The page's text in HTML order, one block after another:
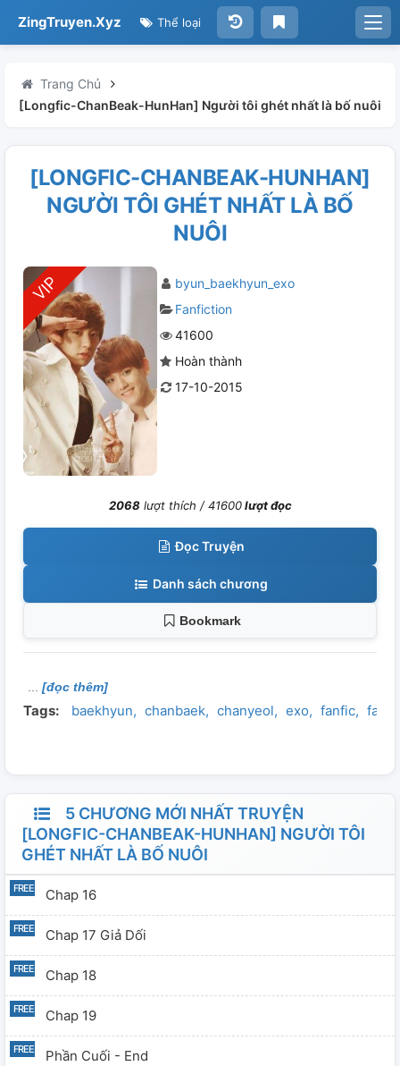
ZingTruyen.Xyz Thể loại
Trang Chủ
[Longfic-ChanBeak-HunHan] Người tôi ghét nhất là bố nuôi
[LONGFIC-CHANBEAK-HUNHAN]
NGƯỜI TÔI GHÉT NHẤT LÀ BỐ
NUÔI
byun_baekhyun_exo
Fanfiction
41600
Hoàn thành
17-10-2015
2068lượt thích /41600lượt đọc
Đọc Truyện
Danh sách chương
Bookmark
[đọc thêm]
Tags: baekhyun chanbaek chanyeol exo fanfic
5 CHƯƠNG MỚI NHẤT TRUYỆN
[LONGFIC-CHANBEAK-HUNHAN] NGƯỜI TÔI
GHÉT NHẤT LÀ BỐ NUÔI
Chap 16
Chap 17 Giả Dối
Chap 18
Chap 19
Phần Cuối - End